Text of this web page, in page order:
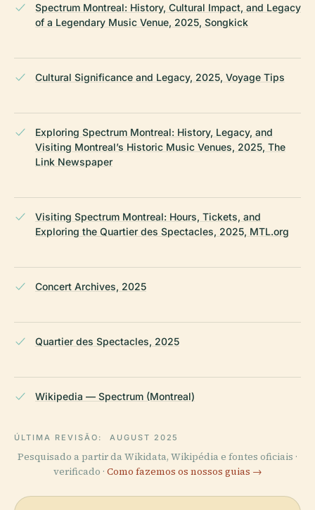
Spectrum Montreal: History, Cultural Impact, and Legacy
of a Legendary Music Venue, 2025, Songkick
Cultural Significance and Legacy, 2025, Voyage Tips
Exploring Spectrum Montreal: History, Legacy, and
Visiting Montreal’s Historic Music Venues, 2025, The
Link Newspaper
Visiting Spectrum Montreal: Hours, Tickets, and
Exploring the Quartier des Spectacles, 2025, MTL.org
Concert Archives, 2025
Quartier des Spectacles, 2025
Wikipedia — Spectrum (Montreal)
ÚLTIMA REVISÃO: AUGUST 2025
Pesquisado a partir da Wikidata, Wikipédia e fontes oficiais ·
verificado · Como fazemos os nossos guias →